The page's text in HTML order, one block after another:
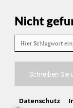
Nicht
Hier Schlagwort
Schreiben Sie
Datenschutz